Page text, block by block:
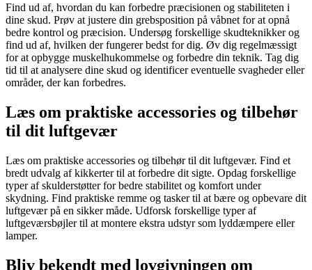
Find ud af, hvordan du kan forbedre præcisionen og stabiliteten i
dine skud. Prøv at justere din grebsposition på våbnet for at opnå
bedre kontrol og præcision. Undersøg forskellige skudteknikker og
find ud af, hvilken der fungerer bedst for dig. Øv dig regelmæssigt
for at opbygge muskelhukommelse og forbedre din teknik. Tag dig
tid til at analysere dine skud og identificer eventuelle svagheder eller
områder, der kan forbedres.
Læs om praktiske accessories og tilbehør
til dit luftgevær
Læs om praktiske accessories og tilbehør til dit luftgevær. Find et
bredt udvalg af kikkerter til at forbedre dit sigte. Opdag forskellige
typer af skulderstøtter for bedre stabilitet og komfort under
skydning. Find praktiske remme og tasker til at bære og opbevare dit
luftgevær på en sikker måde. Udforsk forskellige typer af
luftgeværsbøjler til at montere ekstra udstyr som lyddæmpere eller
lamper.
Bliv bekendt med lovgivningen om